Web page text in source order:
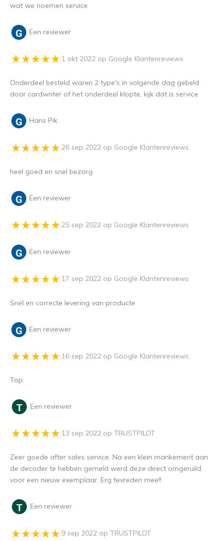
wat we noemen service
Een reviewer
1 okt 2022 op Google Klantenreviews
Onderdeel besteld waren 2 type's in volgende dag gebeld
door cardwriter of het onderdeel klopte, kijk dat is service
Hans Pik
26 sep 2022 op Google Klantenreviews
heel goed en snel bezorg
Een reviewer
25 sep 2022 op Google Klantenreviews
Een reviewer
17 sep 2022 op Google Klantenreviews
Snel en correcte levering van producte
Een reviewer
16 sep 2022 op Google Klantenreviews
Top.
Een reviewer
13 sep 2022 op TRUSTPILOT
Zeer goede after sales service. Na een klein mankement aan
de decoder te hebben gemeld werd deze direct omgeruild
voor een nieuw exemplaar. Erg tevreden mee!!
Een reviewer
9 sep 2022 op TRUSTPILOT